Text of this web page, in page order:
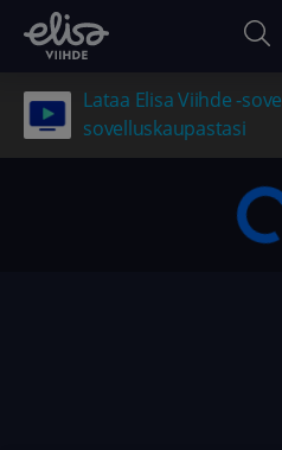
Lataa Elisa Viihde -
sovelluskaupastasi